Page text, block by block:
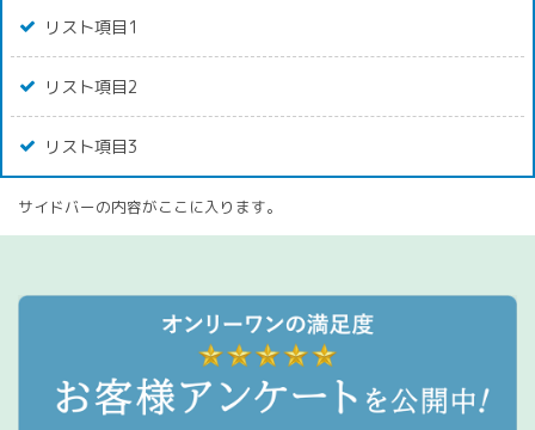
リスト項目1
リスト項目2
リスト項目3
サイドバーの内容がここに入ります。